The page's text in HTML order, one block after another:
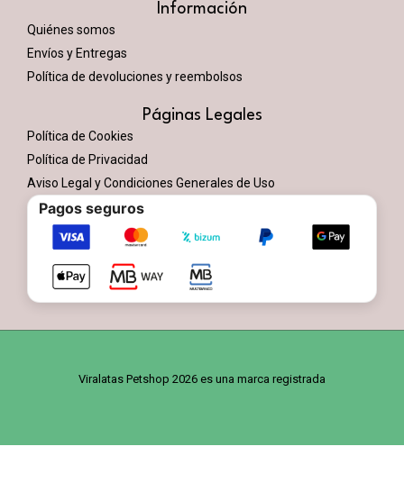
Información
Quiénes somos
Envíos y Entregas
Política de devoluciones y reembolsos
Páginas Legales
Política de Cookies
Política de Privacidad
Aviso Legal y Condiciones Generales de Uso
Pagos seguros
Viralatas Petshop 2026 es una marca registrada